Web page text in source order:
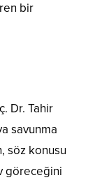
bir
Dr. Tahir
savunma
söz konusu
göreceğini